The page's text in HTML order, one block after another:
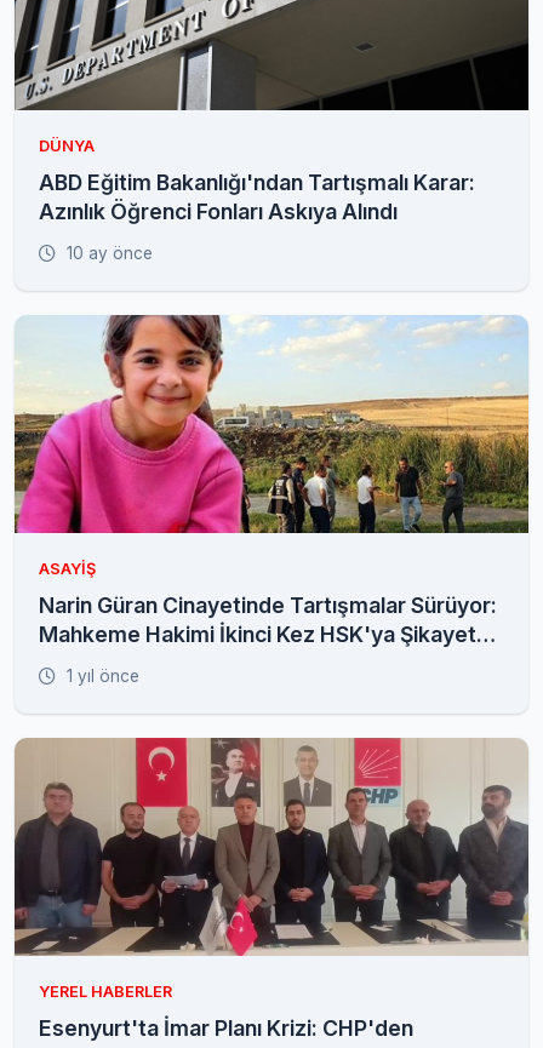
DÜNYA
ABD Eğitim Bakanlığı'ndan Tartışmalı Karar:
Azınlık Öğrenci Fonları Askıya Alındı
10 ay önce
ASAYIŞ
Narin Güran Cinayetinde Tartışmalar Sürüyor:
Mahkeme Hakimi İkinci Kez HSK'ya Şikayet
Edildi1 yıl önce
YEREL HABERLER
Esenyurt'ta İmar Planı Krizi: CHP'den